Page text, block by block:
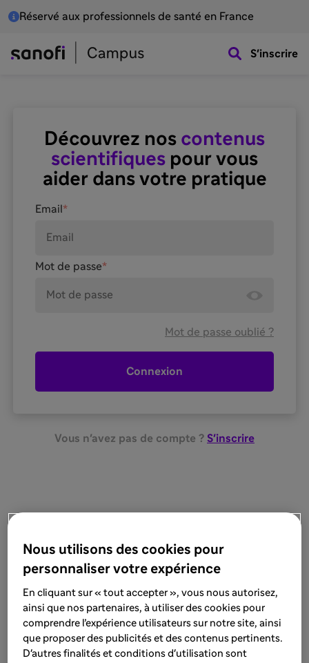
Réservé aux professionnels de santé en France
S'inscrire
Découvrez nos contenus
scientifiques pour vous
aider dans votre pratique
Email *
Mot de passe*
Mot de passe oublié ?
Connexion
Vous n'avez pas de compte ? S'inscrire
Nous utilisons des cookies pour
personnaliser votre expérience
En cliquant sur « tout accepter », vous nous autorisez,
ainsi que nos partenaires, à utiliser des cookies pour
comprendre l’expérience utilisateurs sur notre site, ainsi
que proposer des publicités et des contenus pertinents.
D'autres finalités et conditions d'utilisation sont